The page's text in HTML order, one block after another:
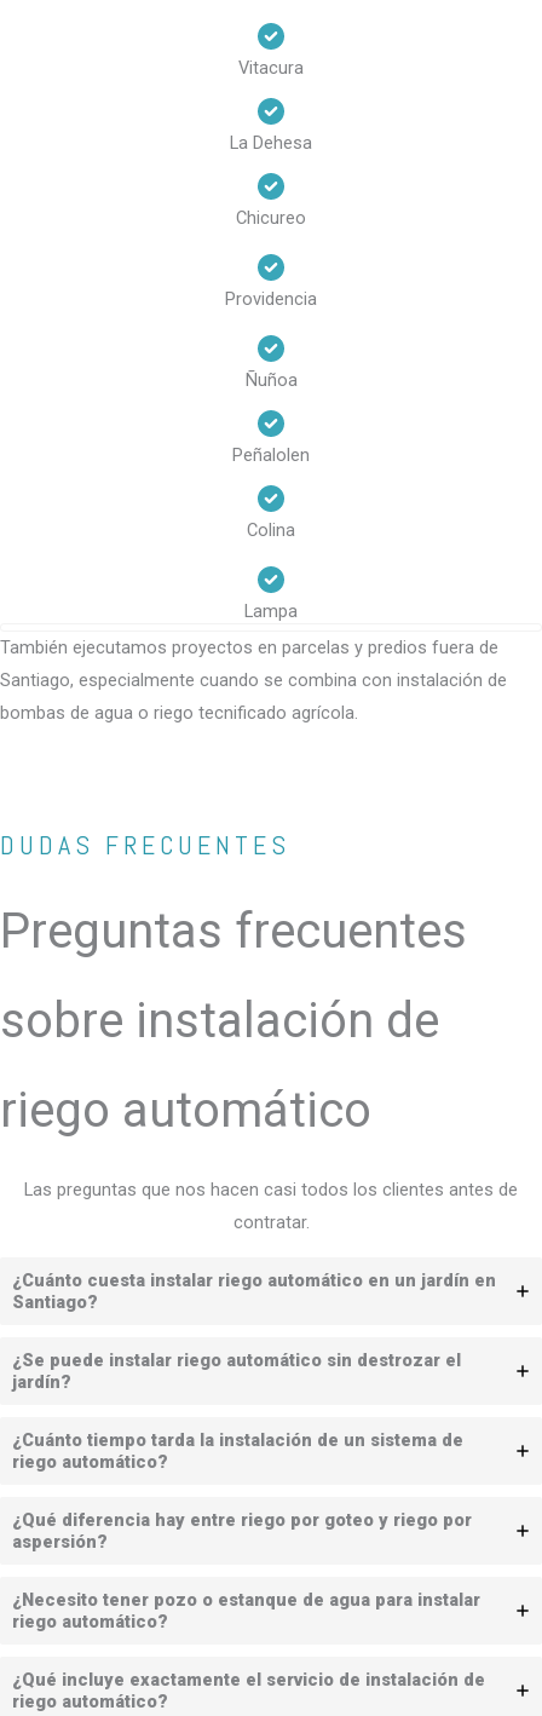
Vitacura
La Dehesa
Chicureo
Providencia
Ñuñoa
Peñalolen
Colina
Lampa
También ejecutamos proyectos en parcelas y predios fuera de
Santiago, especialmente cuando se combina con instalación de
bombas de agua o riego tecnificado agrícola.
DUDAS FRECUENTES
Preguntas frecuentes
sobre instalación de
riego automático
Las preguntas que nos hacen casi todos los clientes antes de
contratar.
¿Cuánto cuesta instalar riego automático en un jardín en
Santiago?
¿Se puede instalar riego automático sin destrozar el
jardín?
¿Cuánto tiempo tarda la instalación de un sistema de
riego automático?
¿Qué diferencia hay entre riego por goteo y riego por
aspersión?
¿Necesito tener pozo o estanque de agua para instalar
riego automático?
¿Qué incluye exactamente el servicio de instalación de
riego automático?